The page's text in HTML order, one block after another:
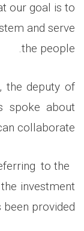
our goal is to
and serve
the people.
the deputy of
spoke about
collaborate.
to the
investment
provided.